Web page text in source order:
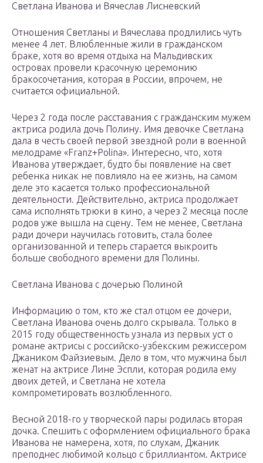
Светлана Иванова и Вячеслав Лисневский
Отношения Светланы и Вячеслава продлились чуть
менее 4 лет. Влюбленные жили в гражданском
браке, хотя во время отдыха на Мальдивских
островах провели красочную церемонию
бракосочетания, которая в России, впрочем, не
считается официальной.
Через 2 года после расставания с гражданским мужем
актриса родила дочь Полину. Имя девочке Светлана
дала в честь своей первой звездной роли в военной
мелодраме «Franz+Polina». Интересно, что, хотя
Иванова утверждает, будто бы появление на свет
ребенка никак не повлияло на ее жизнь, на самом
деле это касается только профессиональной
деятельности. Действительно, актриса продолжает
сама исполнять трюки в кино, а через 2 месяца после
родов уже вышла на сцену. Тем не менее, Светлана
ради дочери научилась готовить, стала более
организованной и теперь старается выкроить
больше свободного времени для Полины.
Светлана Иванова с дочерью Полиной
Информацию о том, кто же стал отцом ее дочери,
Светлана Иванова очень долго скрывала. Только в
2015 году общественность узнала из первых уст о
романе актрисы с российско-узбекским режиссером
Джаником Файзиевым. Дело в том, что мужчина был
женат на актрисе Лине Эспли, которая родила ему
двоих детей, и Светлана не хотела
компрометировать возлюбленного.
Весной 2018-го у творческой пары родилась вторая
дочка. Спешить с оформлением официального брака
Иванова не намерена, хотя, по слухам, Джаник
преподнес любимой кольцо с бриллиантом. Актрисе